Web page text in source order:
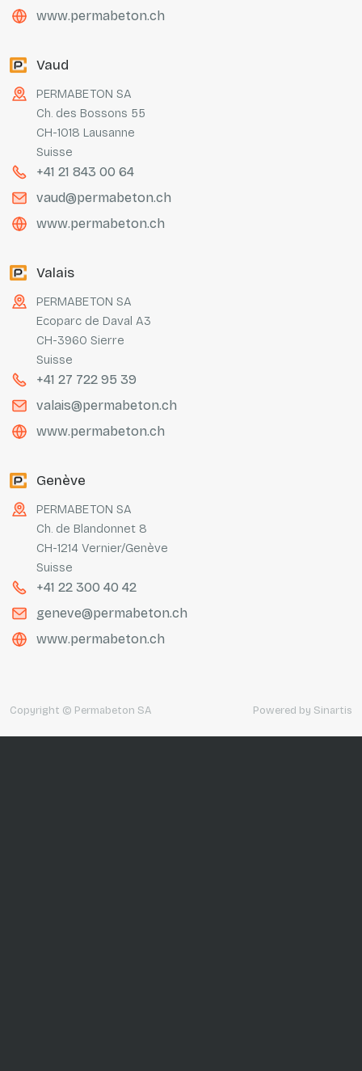
www.permabeton.ch
Vaud
PERMABETON SA
Ch. des Bossons 55
CH-1018 Lausanne
Suisse
+41 21 843 00 64
vaud@permabeton.ch
www.permabeton.ch
Valais
PERMABETON SA
Ecoparc de Daval A3
CH-3960 Sierre
Suisse
+41 27 722 95 39
valais@permabeton.ch
www.permabeton.ch
Genève
PERMABETON SA
Ch. de Blandonnet 8
CH-1214 Vernier/Genève
Suisse
+41 22 300 40 42
geneve@permabeton.ch
www.permabeton.ch
Copyright © Permabeton SA Powered by Sinartis